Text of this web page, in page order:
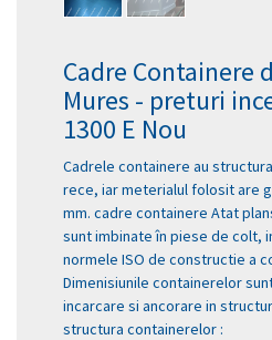
Cadre Containere
Mures - preturi
1300 E Nou
Cadrele containere au
rece, iar meterialul folosit are
mm. cadre containere Atat
sunt imbinate în piese de colt,
normele ISO de constructie a
Dimenisiunile containerelor
incarcare si ancorare in
structura containerelor :